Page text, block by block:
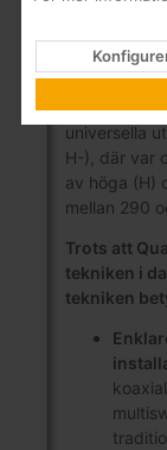
Med
satellitsignal
universella
H-), där var
av höga (H)
mellan 290
Trots att
tekniken i
tekniken